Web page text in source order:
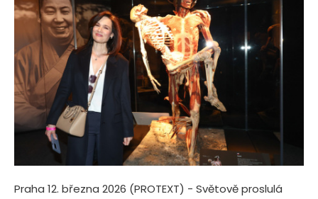
Praha 12. března 2026 (PROTEXT) - Světově proslulá